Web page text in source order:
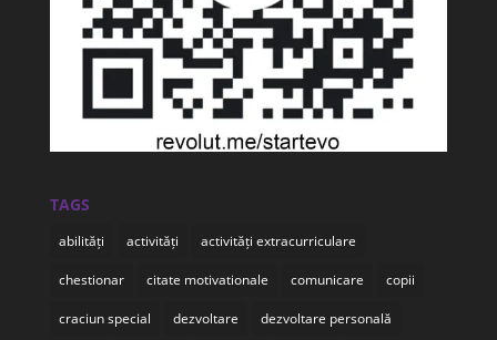
TAGS
abilități activități activități extracurriculare
chestionar citate motivationale comunicare copii
craciun special dezvoltare dezvoltare personală